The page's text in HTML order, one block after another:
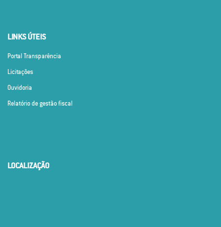
LINKS ÚTEIS
Portal Transparência
Licitações
Ouvidoria
Relatório de gestão fiscal
LOCALIZAÇÃO